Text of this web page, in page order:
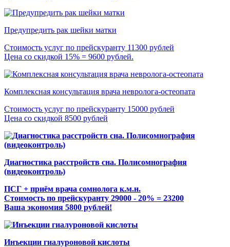
Предупредить рак шейки матки
Стоимость услуг по прейскуранту 11300 рублей
Цена со скидкой 15% = 9600 рублей.
Комплексная консультация врача невролога-остеопата
Стоимость услуг по прейскуранту 15000 рублей
Цена со скидкой 8500 рублей
Диагностика расстройств сна. Полисомнография
(видеоконтроль)
ПСГ + приём врача сомнолога к.м.н.
Стоимость по прейскуранту 29000 - 20% = 23200
Ваша экономия 5800 рублей!
Инъекции гиалуроновой кислоты